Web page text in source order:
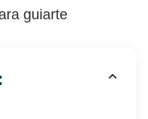
guiarte